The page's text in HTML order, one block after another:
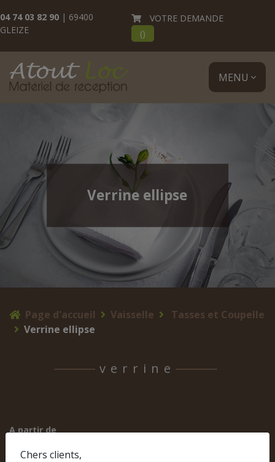
Chers clients,
04 74 03 82 90 | 69400
GLEIZE
VOTRE DEMANDE
()
MENU
Verrine ellipse
Page d'accueil Vaisselle
Tasses et Coupelle
Verrine ellipse
verrine
A partir de